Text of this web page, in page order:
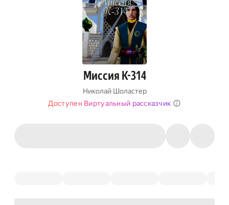
Миссия К-314
Николай Шоластер
Доступен Виртуальный рассказчик